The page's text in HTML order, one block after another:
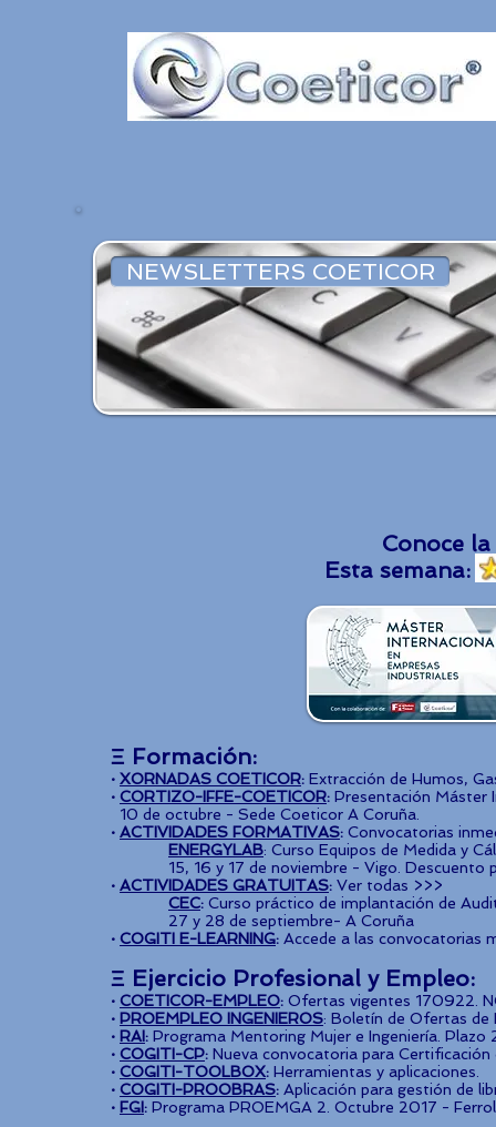
NEWSLETTERS COETICOR
Conoce
Esta
Ξ Formación:
· XORNADAS COETICOR: Extracción de Humos,
· CORTIZO-IFFE-COETICOR: Presentación Máster
10 de octubre - Sede Coeticor A Coruña.
· ACTIVIDADES FORMATIVAS: Convocatorias
ENERGYLAB: Curso Equipos de Medida y
15, 16 y 17 de noviembre - Vigo. Descuento
· ACTIVIDADES GRATUITAS: Ver todas >>>
CEC: Curso práctico de implantación de
27 y 28 de septiembre- A Coruña
· COGITI E-LEARNING: Accede a las convocatorias
Ξ Ejercicio Profesional y Empleo:
· COETICOR-EMPLEO: Ofertas vigentes 170922.
· PROEMPLEO INGENIEROS: Boletín de Ofertas de
· RAI: Programa Mentoring Mujer e Ingeniería. Plazo
· COGITI-CP: Nueva convocatoria para
· COGITI-TOOLBOX: Herramientas y aplicaciones.
· COGITI-PROOBRAS: Aplicación para gestión de
· FGI: Programa PROEMGA 2. Octubre 2017 -